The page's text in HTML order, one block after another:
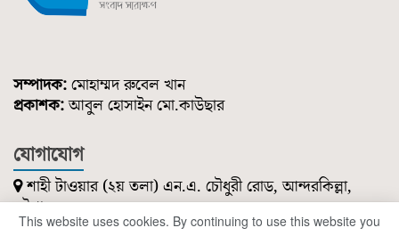
সম্পাদক: মোহাম্মদ রুবেল খান
প্রকাশক:আবুল হোসাইন মো.কাউছার
যোগাযোগ
শাহী টাওয়ার (২য় তলা) এন.এ. চৌধুরী রোড, আন্দরকিল্লা,
চট্টগ্রাম।
০১৮৫১ ২১৪ ৭৪৭
This website uses cookies. By continuing to use this website you